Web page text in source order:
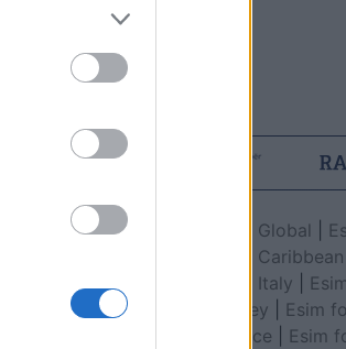
Esim for Global
Esim for Caribbean
Esim for Italy
for Turkey
Esim
for Greece
Esim